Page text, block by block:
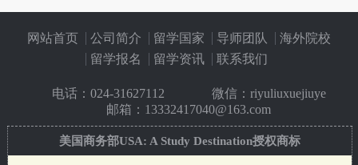
网站首页 公司简介 留学国家 导师团队
海外院校
留学报名
留学资讯 联系我们
电话： 024-31627112
微信：riyuliuxuejiuye
邮箱：13332417040@163.com
美国商务部USA: A Study Destination授权商标